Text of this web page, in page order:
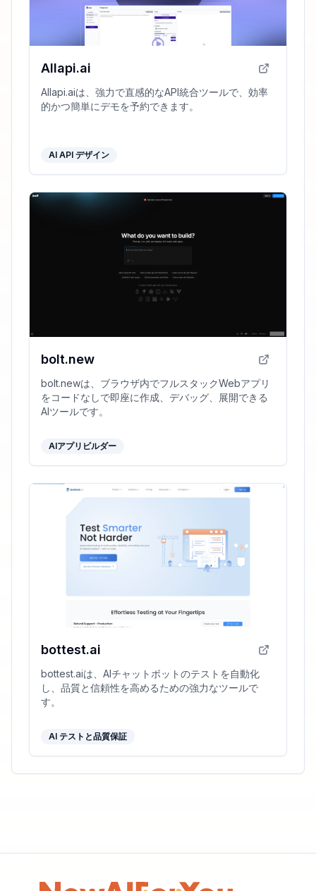
Allapi.ai
Allapi.aiは、強力で直感的なAPI統合ツールで、効率
的かつ簡単にデモを予約できます。
AI API デザイン
bolt.new
bolt.newは、ブラウザ内でフルスタックWebアプリ
をコードなしで即座に作成、デバッグ、展開できる
AIツールです。
AIアプリビルダー
bottest.ai
bottest.aiは、AIチャットボットのテストを自動化
し、品質と信頼性を高めるための強力なツールで
す。
AI テストと品質保証